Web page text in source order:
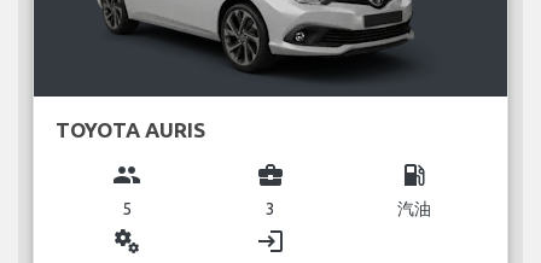
TOYOTA AURIS
group
5
business_center
3
local_gas_station
汽油
miscellaneous_services login